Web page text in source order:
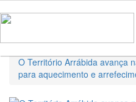
O Território Arrábida avança
para aquecimento e